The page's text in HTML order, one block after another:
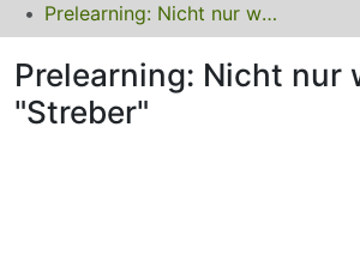
Statistiken
FAQ
Leitlinien
Prelearning: Nicht nur was für "Streber"
Prelearning: Nicht nur
"Streber"